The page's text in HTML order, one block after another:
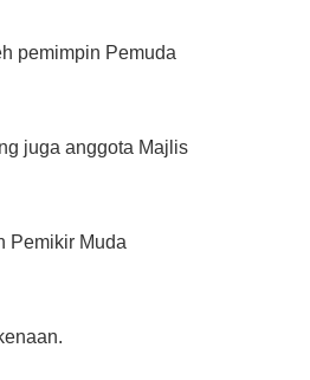
pemimpin Pemuda
juga anggota Majlis
Pemikir Muda